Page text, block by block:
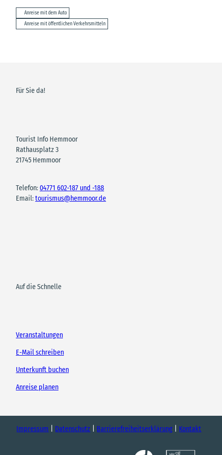
Anreise mit dem Auto
Anreise mit öffentlichen Verkehrsmitteln
Für Sie da!
Tourist Info Hemmoor
Rathausplatz 3
21745 Hemmoor
Telefon:04771 602-187 und -188
Email:tourismus@hemmoor.de
Auf die Schnelle
Veranstaltungen
E-Mail schreiben
Unterkunft buchen
Anreise planen
Impressum Datenschutz Barrierefreiheitserklärung Kontakt